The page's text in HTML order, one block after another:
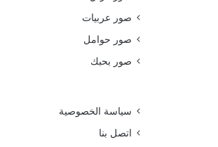
صور عربيات
صور حوامل
صور بحبك
سياسة الخصوصية
اتصل بنا